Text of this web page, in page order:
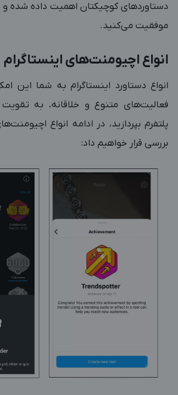
دستاوردهای کوچیکتان اهمیت داده شده
موفقیت می‌کنید.
انواع اچیومنت‌های اینستاگرام
انواع دستاورد اینستاگرام به شما این
فعالیت‌های متنوع و خلاقانه، به
پلتفرم بپردازید، در ادامه انواع
بررسی قرار خواهیم داد: